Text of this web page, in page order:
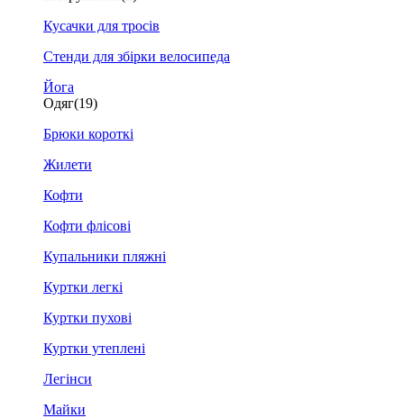
Кусачки для тросів
Стенди для збірки велосипеда
Йога
Одяг(19)
Брюки короткі
Жилети
Кофти
Кофти флісові
Купальники пляжні
Куртки легкі
Куртки пухові
Куртки утеплені
Легінси
Майки